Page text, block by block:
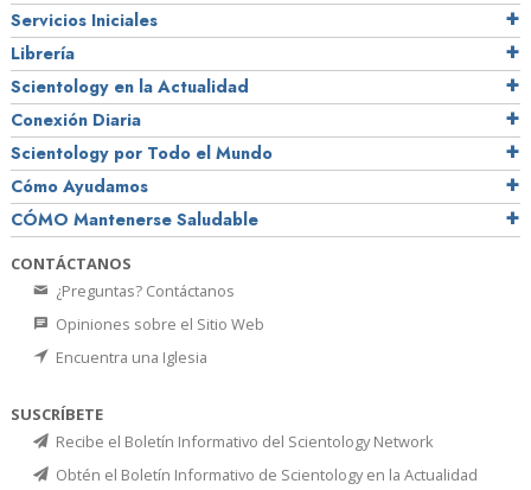
Servicios Iniciales
Librería
Scientology en la Actualidad
Conexión Diaria
Scientology por Todo el Mundo
Cómo Ayudamos
CÓMO Mantenerse Saludable
CONTÁCTANOS
¿Preguntas? Contáctanos
Opiniones sobre el Sitio Web
Encuentra una Iglesia
SUSCRÍBETE
Recibe el Boletín Informativo del Scientology Network
Obtén el Boletín Informativo de Scientology en la Actualidad